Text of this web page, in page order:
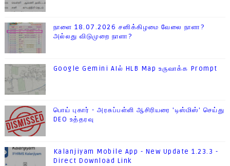
நாளை 18.07.2026 சனிக்கிழமை வேலை நாளா?
அல்லது விடுமுறை நாளா?
Google Gemini AIல் HLB Map உருவாக்க Prompt
பொய் புகார் - அரசுப்பள்ளி ஆசிரியரை 'டிஸ்மிஸ்' செய்து
DEO உத்தரவு
Kalanjiyam Mobile App - New Update 1.23.3 -
Direct Download Link